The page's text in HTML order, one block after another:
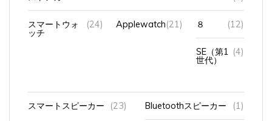
スマートウォ
ッチ
(24) Applewatch (21) (12)
SE（第1
世代）
(4)
スマートスピーカー (23) Bluetoothスピーカー (1)